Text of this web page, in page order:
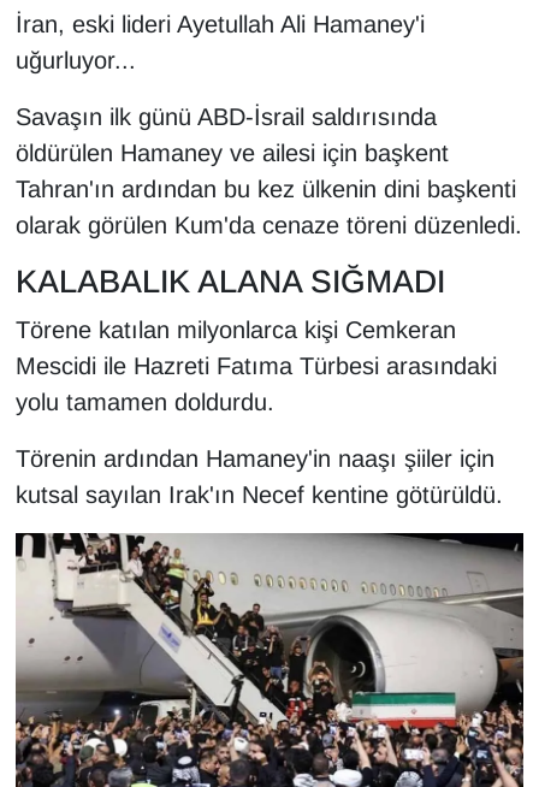
İran, eski lideri Ayetullah Ali Hamaney'i
uğurluyor...
Savaşın ilk günü ABD-İsrail saldırısında
öldürülen Hamaney ve ailesi için başkent
Tahran'ın ardından bu kez ülkenin dini başkenti
olarak görülen Kum'da cenaze töreni düzenledi.
KALABALIK ALANA SIĞMADI
Törene katılan milyonlarca kişi Cemkeran
Mescidi ile Hazreti Fatıma Türbesi arasındaki
yolu tamamen doldurdu.
Törenin ardından Hamaney'in naaşı şiiler için
kutsal sayılan Irak'ın Necef kentine götürüldü.
Kadın
Kamu Alımları
Kim Kimdir?
Kültür & Sanat
MAGAZİN
ONE EKONOMİ
POLİTİKA
Resmi İlanlar
RÖPORTAJ
SAĞLIK